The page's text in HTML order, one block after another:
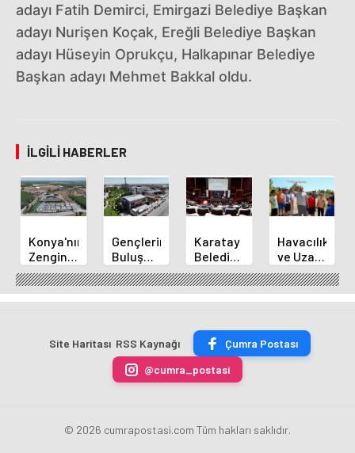
adayı Fatih Demirci, Emirgazi Belediye Başkan
adayı Nurişen Koçak, Ereğli Belediye Başkan
adayı Hüseyin Oprukçu, Halkapınar Belediye
Başkan adayı Mehmet Bakkal oldu.
İLGILI HABERLER
Konya'nın
Zengin
Mutfağı
GastroFest'te
Tanıtılacak
Gençlerin
Buluşma
Noktası
Talha
Bayrakçı
Yükseliyor
Karatay
Belediye
Başkanı
Kılca
Yeni
Açıkladı
Havacılık
ve Uzay
Yaz
Kursu
Başladı
Site Haritası RSS Kaynağı
Çumra Postası
@cumra_postasi
© 2026 cumrapostasi.com Tüm hakları saklıdır.